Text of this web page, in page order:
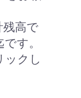
残高で
です。
ックし